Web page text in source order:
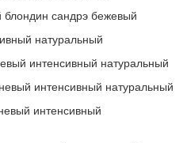
сандрэ бежевый
натуральный
интенсивный натуральный
интенсивный натуральный
интенсивный